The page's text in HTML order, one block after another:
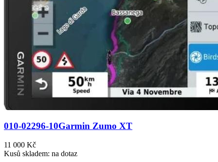
010-02296-10Garmin Zumo XT
11 000 Kč
Kusů skladem: na dotaz